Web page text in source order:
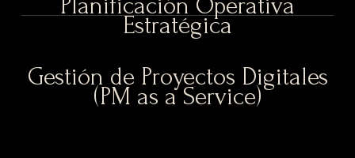
Planificación Operativa
Estratégica
Gestión de Proyectos Digitales
(PM as a Service)